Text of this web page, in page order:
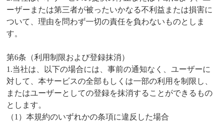
ーザーまたは第三者が被ったいかなる不利益または損害に
ついて、理由を問わず一切の責任を負わないものとしま
す。
第6条（利用制限および登録抹消）
1.当社は、以下の場合には、事前の通知なく、ユーザーに
対して、本サービスの全部もしくは一部の利用を制限し、
またはユーザーとしての登録を抹消することができるもの
とします。
（1）本規約のいずれかの条項に違反した場合